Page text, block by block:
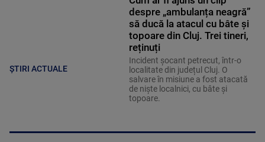
ȘTIRI ACTUALE
despre „ambulanța neagră”
să ducă la atacul cu bâte și
topoare din Cluj. Trei tineri,
reținuți
Incident șocant petrecut, într-o
localitate din județul Cluj. O
salvare în misiune a fost atacată
de niște localnici, cu bâte și
topoare.